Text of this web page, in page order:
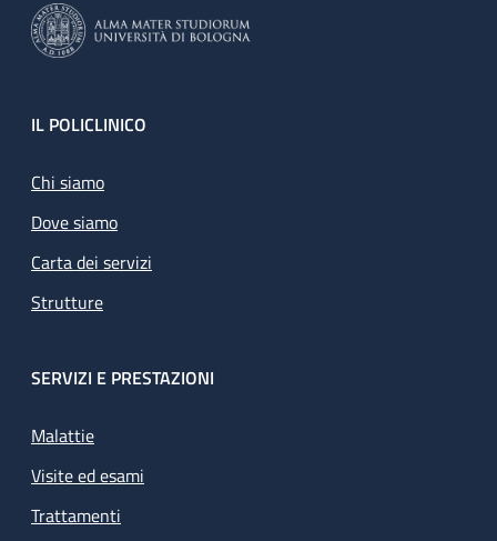
Footer
IL POLICLINICO
Chi siamo
Dove siamo
Carta dei servizi
Strutture
SERVIZI E PRESTAZIONI
Malattie
Visite ed esami
Trattamenti